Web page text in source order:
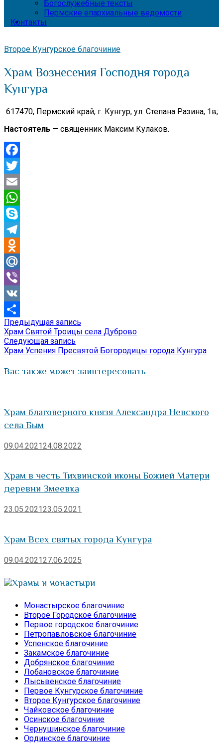
Богослужебные тексты
Пермские епархиальные ведомости
Контакты
Второе Кунгурское благочиние
Храм Вознесения Господня города
Кунгура
617470, Пермский край, г. Кунгур, ул. Степана Разина, 1в;
Настоятель — священник Максим Кулаков.
Facebook
Twitter
Email
WhatsApp
Skype
Telegram
Odnoklassniki
Mail.Ru
Viber
VK
Отправить
Навигация
по
записям
Предыдущая запись
запись:
Храм Святой Троицы села Дуброво
Следующая запись
запись:
Храм Успения Пресвятой Богородицы города Кунгура
Вас также может заинтересовать
Храм благоверного князя Александра Невского
села Бым
09.04.202124.08.2022
Храм в честь Тихвинской иконы Божией Матери
деревни Змеевка
23.05.202123.05.2021
Храм Всех святых города Кунгура
09.04.202127.06.2025
Храмы и монастыри
Монастырское благочиние
Второе Городское благочиние
Первое городское благочиние
Петропавловское благочиние
Успенское благочиние
Закамское благочиние
Добрянское благочиние
Лобановское благочиние
Лысьвенское благочиние
Первое Кунгурское благочиние
Второе Кунгурское благочиние
Чайковское благочиние
Осинское благочиние
Чернушинское благочиние
Ординское благочиние